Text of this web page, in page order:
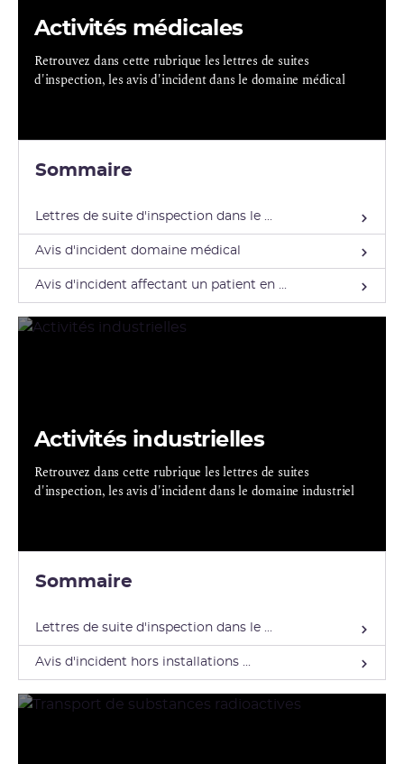
Activités médicales
Retrouvez dans cette rubrique les lettres de suites
d'inspection, les avis d'incident dans le domaine médical
Sommaire
Lettres de suite d'inspection dans le ...
Avis d'incident domaine médical
Avis d'incident affectant un patient en ...
Activités industrielles
Retrouvez dans cette rubrique les lettres de suites
d'inspection, les avis d'incident dans le domaine industriel
Sommaire
Lettres de suite d'inspection dans le ...
Avis d'incident hors installations ...